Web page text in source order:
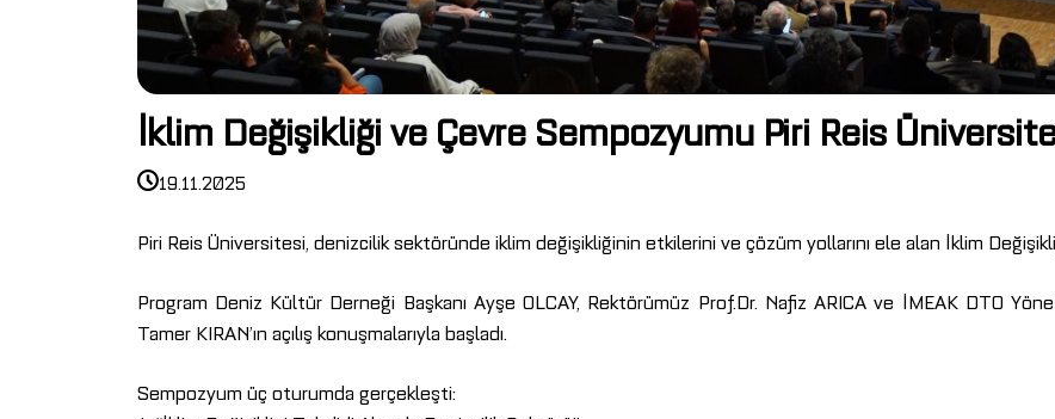
İklim Değişikliği ve Çevre Sempozyumu Piri Reis
19.11.2025
Piri Reis Üniversitesi, denizcilik sektöründe iklim değişikliğinin etkilerini ve çözüm yollarını ele alan İklim
Program Deniz Kültür Derneği Başkanı Ayşe OLCAY, Rektörümüz Prof.Dr. Nafiz ARICA ve İMEAK DTO
Tamer KIRAN’ın açılış konuşmalarıyla başladı.
Sempozyum üç oturumda gerçekleşti: